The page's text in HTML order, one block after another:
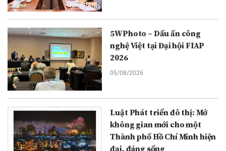
5WPhoto – Dấu ấn công
nghệ Việt tại Đại hội FIAP
2026
05/08/2026
Luật Phát triển đô thị: Mở
không gian mới cho một
Thành phố Hồ Chí Minh hiện
đại, đáng sống